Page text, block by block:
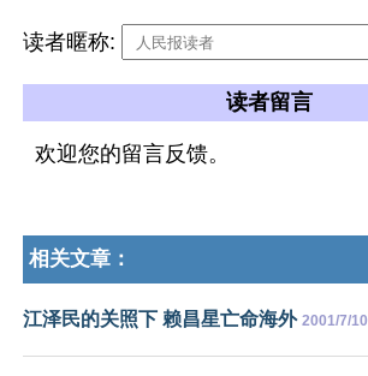
读者暱称:
读者留言
欢迎您的留言反馈。
相关文章：
江泽民的关照下 赖昌星亡命海外 2001/7/10